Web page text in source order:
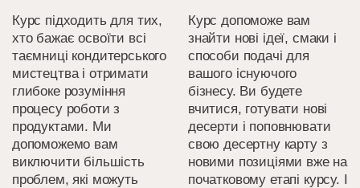
Курс підходить для тих,
хто бажає освоїти всі
таємниці кондитерського
мистецтва і отримати
глибоке розуміння
процесу роботи з
продуктами. Ми
допоможемо вам
виключити більшість
проблем, які можуть
Курс допоможе вам
знайти нові ідеї, смаки і
способи подачі для
вашого існуючого
бізнесу. Ви будете
вчитися, готувати нові
десерти і поповнювати
свою десертну карту з
новими позиціями вже на
початковому етапі курсу. І